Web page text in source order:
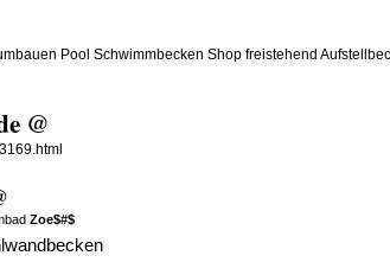
Pool Schwimmbecken Shop freistehend
@
Zoe$#$